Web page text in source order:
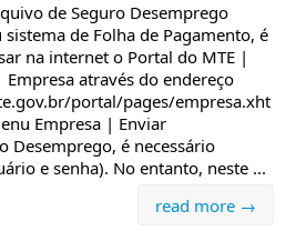
de Seguro Desemprego
de Folha de Pagamento, é
na internet o Portal do MTE |
através do endereço
portal/pages/empresa.xht
Empresa | Enviar
Desemprego, é necessário
e senha). No entanto, neste ...
read more →